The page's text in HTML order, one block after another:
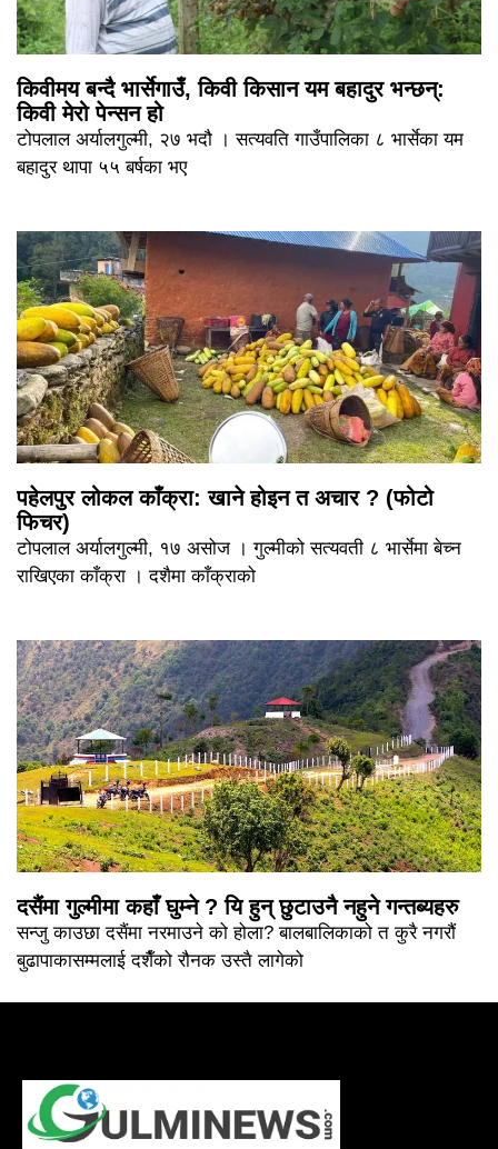
किवीमय बन्दै भार्सेगाउँ, किवी किसान यम बहादुर भन्छन्:
किवी मेरो पेन्सन हो
टोपलाल अर्यालगुल्मी, २७ भदौ । सत्यवति गाउँपालिका ८ भार्सेका यम
बहादुर थापा ५५ बर्षका भए
पहेलपुर लोकल काँक्रा: खाने होइन त अचार ? (फोटो
फिचर)
टोपलाल अर्यालगुल्मी, १७ असोज । गुल्मीको सत्यवती ८ भार्सेमा बेच्न
राखिएका काँक्रा । दशैमा काँक्राको
दसैंमा गुल्मीमा कहाँ घुम्ने ? यि हुन् छुटाउनै नहुने गन्तब्यहरु
सन्जु काउछा दसैंमा नरमाउने को होला? बालबालिकाको त कुरै नगरौं
बुढापाकासम्मलाई दशैँको रौनक उस्तै लागेको